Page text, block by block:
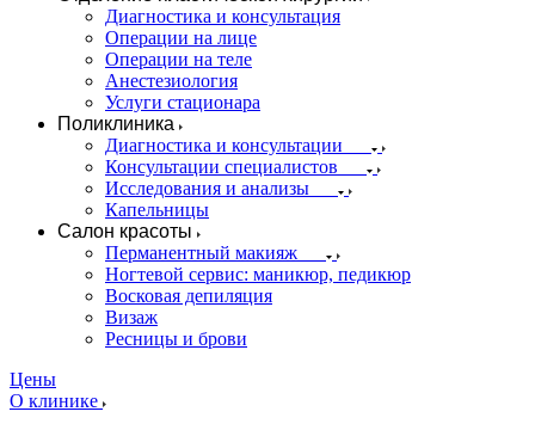
Диагностика и консультация
Операции на лице
Операции на теле
Анестезиология
Услуги стационара
Поликлиника
Диагностика и консультации
Консультации специалистов
Исследования и анализы
Капельницы
Салон красоты
Перманентный макияж
Ногтевой сервис: маникюр, педикюр
Восковая депиляция
Визаж
Ресницы и брови
Цены
О клинике